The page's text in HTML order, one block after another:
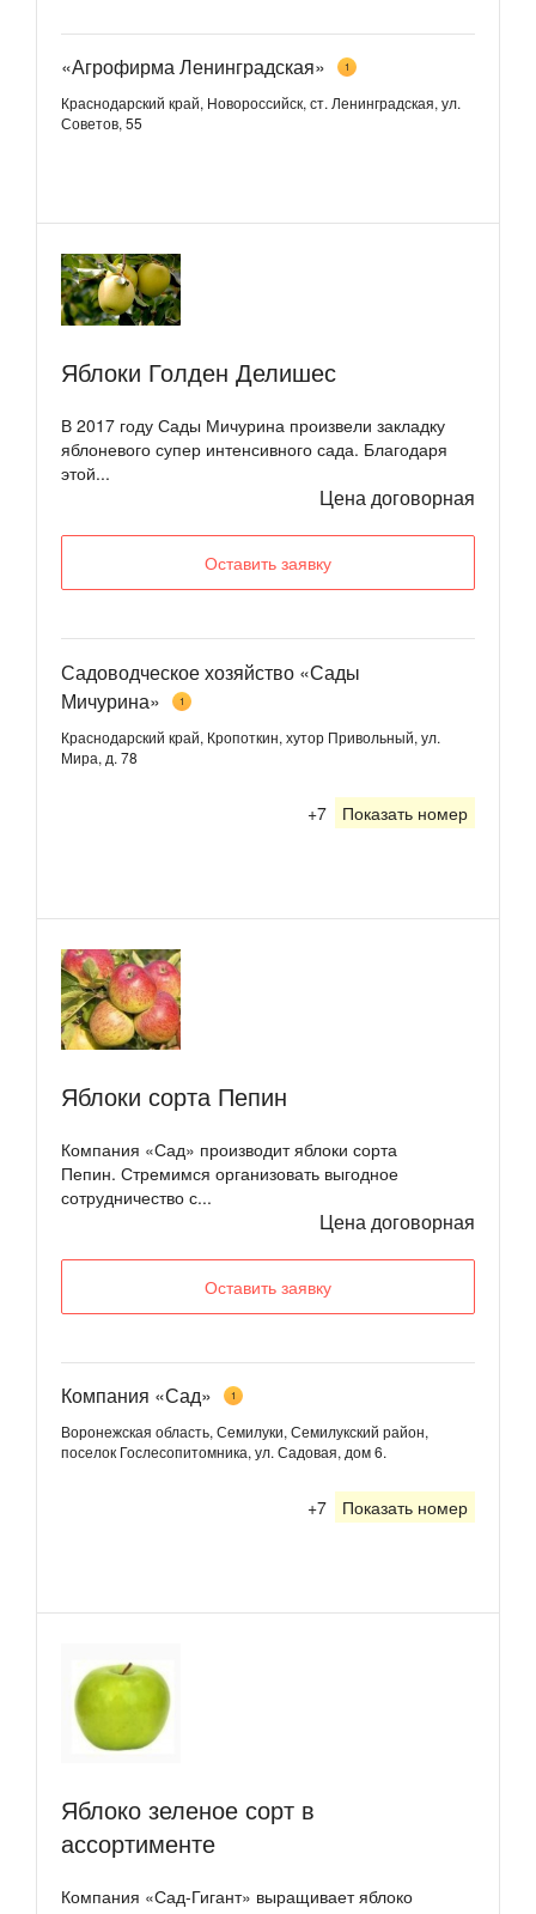
«Агрофирма Ленинградская» 1
Краснодарский край, Новороссийск, ст. Ленинградская, ул.
Советов, 55
Яблоки Голден Делишес
В 2017 году Сады Мичурина произвели закладку
яблоневого супер интенсивного сада. Благодаря
этой...
Цена договорная
Оставить заявку
Садоводческое хозяйство «Сады
Мичурина»
1
Краснодарский край, Кропоткин, хутор Привольный, ул.
Мира, д. 78
+7 Показать номер
Яблоки сорта Пепин
Компания «Сад» производит яблоки сорта
Пепин. Стремимся организовать выгодное
сотрудничество с...
Цена договорная
Оставить заявку
Компания «Сад» 1
Воронежская область, Семилуки, Семилукский район,
поселок Гослесопитомника, ул. Садовая, дом 6.
+7 Показать номер
Яблоко зеленое сорт в
ассортименте
Компания «Сад-Гигант» выращивает яблоко